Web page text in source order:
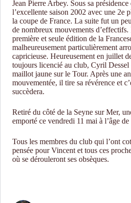
Jean Pierre Arbey. Sous sa
l’excellente saison 2002 avec une 2e
la coupe de France. La suite fut un
de nombreux mouvements
première et seule édition de la
malheureusement particulièrement
capricieuse. Heureusement en juillet
toujours licencié au club, Cyril Dessel
maillot jaune sur le Tour. Après une
mouvementée, il tire sa révérence et
succèdera.
Retiré du côté de la Seyne sur Mer,
emporté ce vendredi 11 mai à l’âge de
Tous les membres du club qui l’ont
pensée pour Vincent et tous ces
où se dérouleront ses obsèques.